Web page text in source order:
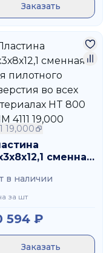
Заказать
19,000
сменная
во всех
HT 800
в наличии
за шт
594 ₽
Заказать